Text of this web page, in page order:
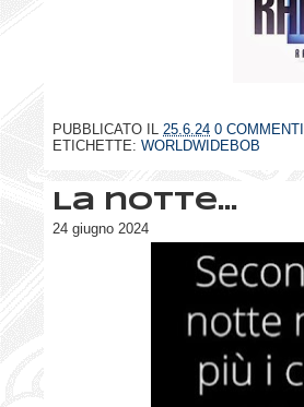
PUBBLICATO IL 25.6.24 0 COMMENTI
ETICHETTE: WORLDWIDEBOB
La notte...
24 giugno 2024